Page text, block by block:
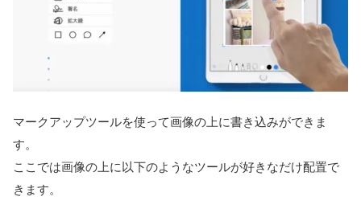
マークアップツールを使って画像の上に書き込みができま
す。
ここでは画像の上に以下のようなツールが好きなだけ配置で
きます。